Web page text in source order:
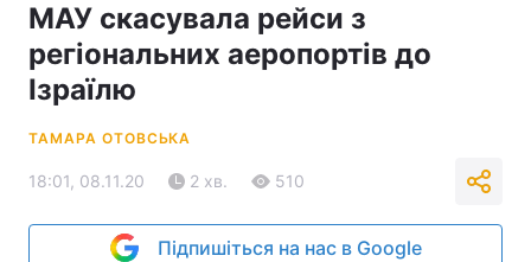
МАУ скасувала рейси з
регіональних аеропортів до
Ізраїлю
ТАМАРА ОТОВСЬКА
18:01, 08.11.20 2 хв. 510
Підпишіться на нас в Google